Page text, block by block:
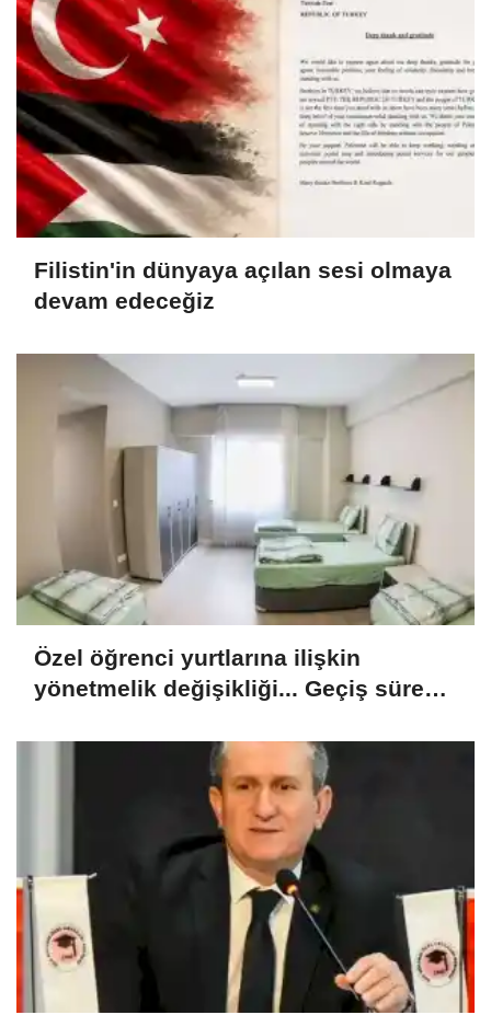
Filistin'in dünyaya açılan sesi olmaya
devam edeceğiz
Özel öğrenci yurtlarına ilişkin
yönetmelik değişikliği... Geçiş süresi